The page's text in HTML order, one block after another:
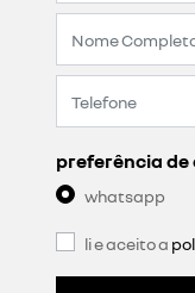
preferência
whatsapp
li e aceito a